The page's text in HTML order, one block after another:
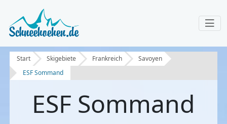
Start Skigebiete Frankreich
Savoyen
ESF Sommand
ESF Sommand